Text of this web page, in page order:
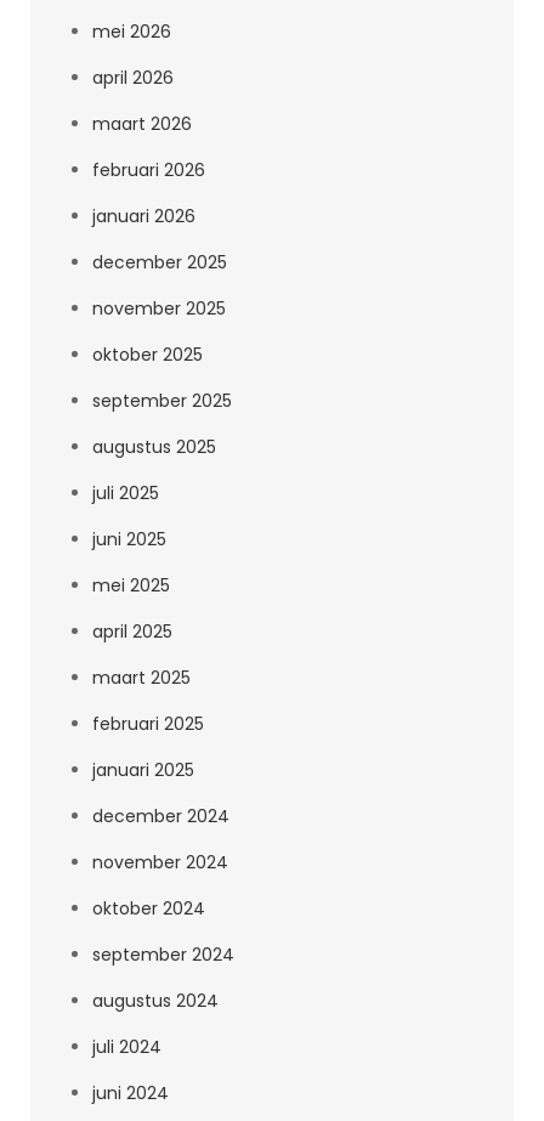
mei 2026
april 2026
maart 2026
februari 2026
januari 2026
december 2025
november 2025
oktober 2025
september 2025
augustus 2025
juli 2025
juni 2025
mei 2025
april 2025
maart 2025
februari 2025
januari 2025
december 2024
november 2024
oktober 2024
september 2024
augustus 2024
juli 2024
juni 2024